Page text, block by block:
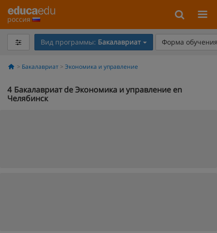
россия
Вид программы: Бакалавриат Форма
Бакалавриат Экономика и управление
4 Бакалавриат de Экономика и управление en
Челябинск